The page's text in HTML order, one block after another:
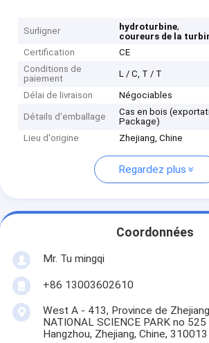
Surligner hydroturbine,
coureurs de la
Certification
CE
Conditions de
paiement
L / C, T / T
Délai de livraison Négociables
Détails d'emballage
Cas en bois
Package)
Lieu d'origine
Zhejiang, Chine
Regardez plus
Coordonnées
Mr. Tu mingqi
+86 13003602610
West A - 413, Province de
NATIONAL SCIENCE PARK no
Hangzhou, Zhejiang, Chine, 310013